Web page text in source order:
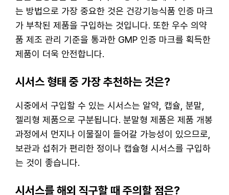
는 방법으로 가장 중요한 것은 건강기능식품 인증 마크
가 부착된 제품을 구입하는 것입니다. 또한 우수 의약
품 제조 관리 기준을 통과한 GMP 인증 마크를 획득한
제품이 더욱 안전합니다.
시서스 형태 중 가장 추천하는 것은?
시중에서 구입할 수 있는 시서스는 알약, 캡슐, 분말,
젤리형 제품으로 구분됩니다. 분말형 제품은 제품 개봉
과정에서 먼지나 이물질이 들어갈 가능성이 있으므로,
보관과 섭취가 편리한 정이나 캡슐형 시서스를 구입하
는 것이 좋습니다.
시서스를 해외 직구할 때 주의할 점은?